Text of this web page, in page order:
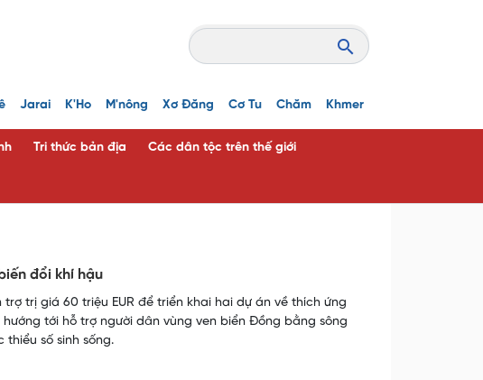
Jarai K'Ho M'nông Xơ Đăng Cơ Tu Chăm Khmer
Tri thức bản địa Các dân tộc trên thế giới
đổi khí hậu
trị giá 60 triệu EUR để triển khai hai dự án về thích ứng
tới hỗ trợ người dân vùng ven biển Đồng bằng sông
số sinh sống.